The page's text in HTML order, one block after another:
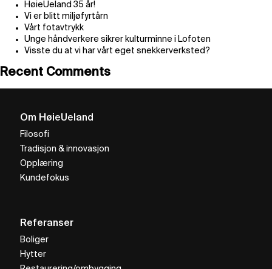
HøieUeland 35 år!
Vi er blitt miljøfyrtårn
Vårt fotavtrykk
Unge håndverkere sikrer kulturminne i Lofoten
Visste du at vi har vårt eget snekkerverksted?
Recent Comments
Om HøieUeland
Filosofi
Tradisjon & innovasjon
Opplæring
Kundefokus
Referanser
Boliger
Hytter